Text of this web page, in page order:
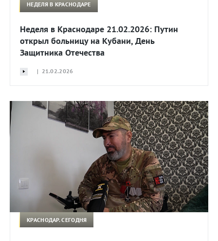
НЕДЕЛЯ В КРАСНОДАРЕ
Неделя в Краснодаре 21.02.2026: Путин
открыл больницу на Кубани, День
Защитника Отечества
| 21.02.2026
КРАСНОДАР. СЕГОДНЯ